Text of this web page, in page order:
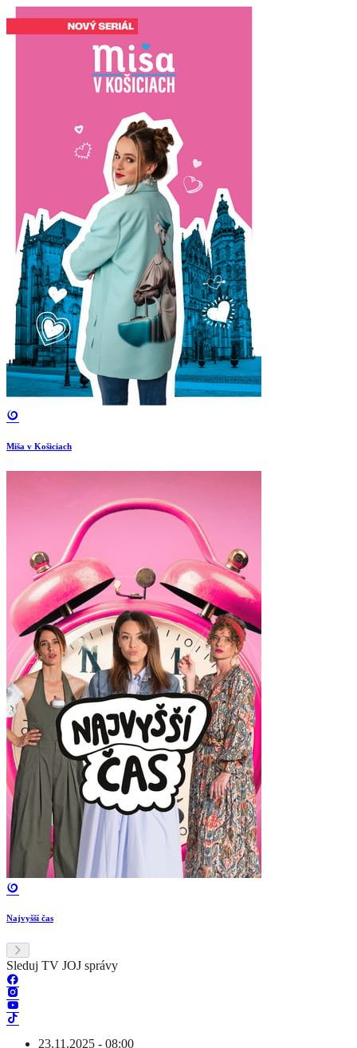
Miša v Košiciach
Najvyšší čas
Sleduj TV JOJ správy
23.11.2025 - 08:00